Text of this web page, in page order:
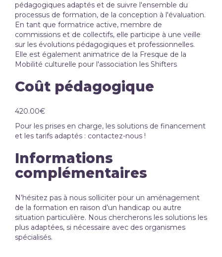
pédagogiques adaptés et de suivre l'ensemble du
processus de formation, de la conception à l'évaluation.
En tant que formatrice active, membre de
commissions et de collectifs, elle participe à une veille
sur les évolutions pédagogiques et professionnelles.
Elle est également animatrice de la Fresque de la
Mobilité culturelle pour l'association les Shifters
Coût pédagogique
420.00€
Pour les prises en charge, les solutions de financement
et les tarifs adaptés : contactez-nous !
Informations
complémentaires
N’hésitez pas à nous solliciter pour un aménagement
de la formation en raison d’un handicap ou autre
situation particulière. Nous chercherons les solutions les
plus adaptées, si nécessaire avec des organismes
spécialisés.